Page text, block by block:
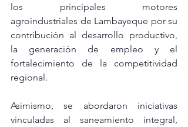
los principales motores
agroindustriales de Lambayeque por su
contribución al desarrollo productivo,
la generación de empleo y el
fortalecimiento de la competitividad
regional.
Asimismo, se abordaron iniciativas
vinculadas al saneamiento integral,